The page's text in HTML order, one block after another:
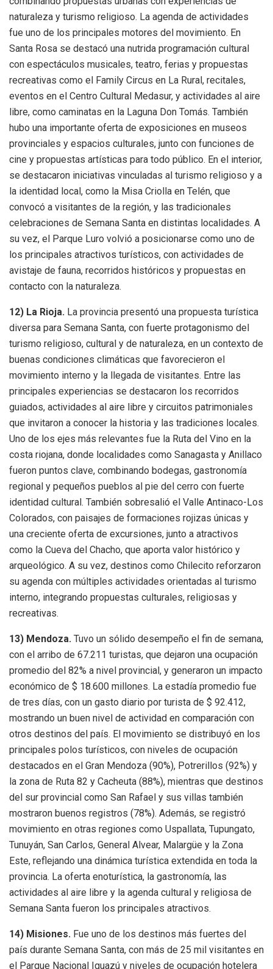
naturaleza y turismo religioso. La agenda de actividades
fue uno de los principales motores del movimiento. En
Santa Rosa se destacó una nutrida programación cultural
con espectáculos musicales, teatro, ferias y propuestas
recreativas como el Family Circus en La Rural, recitales,
eventos en el Centro Cultural Medasur, y actividades al aire
libre, como caminatas en la Laguna Don Tomás. También
hubo una importante oferta de exposiciones en museos
provinciales y espacios culturales, junto con funciones de
cine y propuestas artísticas para todo público. En el interior,
se destacaron iniciativas vinculadas al turismo religioso y a
la identidad local, como la Misa Criolla en Telén, que
convocó a visitantes de la región, y las tradicionales
celebraciones de Semana Santa en distintas localidades. A
su vez, el Parque Luro volvió a posicionarse como uno de
los principales atractivos turísticos, con actividades de
avistaje de fauna, recorridos históricos y propuestas en
contacto con la naturaleza.
12) La Rioja. La provincia presentó una propuesta turística
diversa para Semana Santa, con fuerte protagonismo del
turismo religioso, cultural y de naturaleza, en un contexto de
buenas condiciones climáticas que favorecieron el
movimiento interno y la llegada de visitantes. Entre las
principales experiencias se destacaron los recorridos
guiados, actividades al aire libre y circuitos patrimoniales
que invitaron a conocer la historia y las tradiciones locales.
Uno de los ejes más relevantes fue la Ruta del Vino en la
costa riojana, donde localidades como Sanagasta y Anillaco
fueron puntos clave, combinando bodegas, gastronomía
regional y pequeños pueblos al pie del cerro con fuerte
identidad cultural. También sobresalió el Valle Antinaco-Los
Colorados, con paisajes de formaciones rojizas únicas y
una creciente oferta de excursiones, junto a atractivos
como la Cueva del Chacho, que aporta valor histórico y
arqueológico. A su vez, destinos como Chilecito reforzaron
su agenda con múltiples actividades orientadas al turismo
interno, integrando propuestas culturales, religiosas y
recreativas.
13) Mendoza. Tuvo un sólido desempeño el fin de semana,
con el arribo de 67.211 turistas, que dejaron una ocupación
promedio del 82% a nivel provincial, y generaron un impacto
económico de $ 18.600 millones. La estadía promedio fue
de tres días, con un gasto diario por turista de $ 92.412,
mostrando un buen nivel de actividad en comparación con
otros destinos del país. El movimiento se distribuyó en los
principales polos turísticos, con niveles de ocupación
destacados en el Gran Mendoza (90%), Potrerillos (92%) y
la zona de Ruta 82 y Cacheuta (88%), mientras que destinos
del sur provincial como San Rafael y sus villas también
mostraron buenos registros (78%). Además, se registró
movimiento en otras regiones como Uspallata, Tupungato,
Tunuyán, San Carlos, General Alvear, Malargüe y la Zona
Este, reflejando una dinámica turística extendida en toda la
provincia. La oferta enoturística, la gastronomía, las
actividades al aire libre y la agenda cultural y religiosa de
Semana Santa fueron los principales atractivos.
14) Misiones. Fue uno de los destinos más fuertes del
país durante Semana Santa, con más de 25 mil visitantes en
el Parque Nacional Iguazú y niveles de ocupación hotelera